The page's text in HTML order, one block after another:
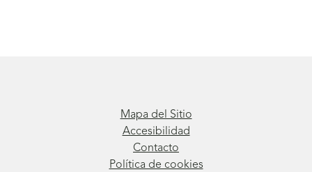
Mapa del Sitio
Accesibilidad
Contacto
Política de cookies